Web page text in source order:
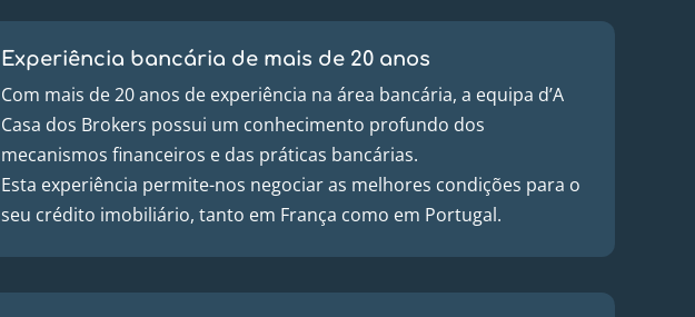
Experiência bancária de mais de 20 anos
Com mais de 20 anos de experiência na área bancária, a equipa d’A
Casa dos Brokers possui um conhecimento profundo dos
mecanismos financeiros e das práticas bancárias.
Esta experiência permite-nos negociar as melhores condições para o
seu crédito imobiliário, tanto em França como em Portugal.